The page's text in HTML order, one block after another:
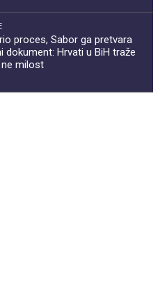
proces, Sabor ga pretvara
dokument: Hrvati u BiH traže
ne milost